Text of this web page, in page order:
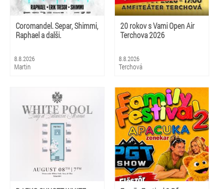
Coromandel. Separ, Shimmi,
Raphael a dalši.
8.8.2026
Martin
20 rokov s Vami Open Air
Terchova 2026
8.8.2026
Terchová